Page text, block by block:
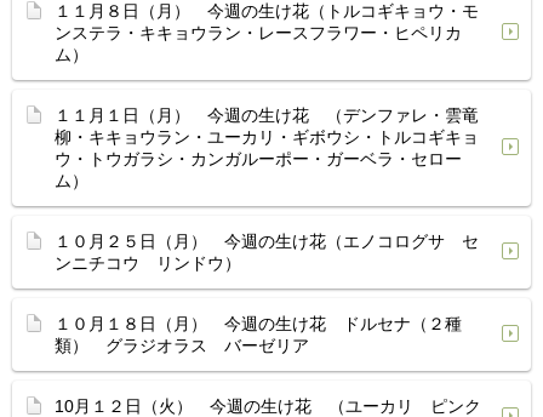
１１月８日（月） 今週の生け花（トルコギキョウ・モ
ンステラ・キキョウラン・レースフラワー・ヒペリカ
ム）
１１月１日（月） 今週の生け花 （デンファレ・雲竜
柳・キキョウラン・ユーカリ・ギボウシ・トルコギキョ
ウ・トウガラシ・カンガルーポー・ガーベラ・セロー
ム）
１０月２５日（月） 今週の生け花（エノコログサ セ
ンニチコウ リンドウ）
１０月１８日（月） 今週の生け花 ドルセナ（２種
類） グラジオラス バーゼリア
10月１２日（火） 今週の生け花 （ユーカリ ピンク